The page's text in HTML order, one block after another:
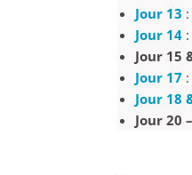
Jour 13 :
Jour 14 :
Jour 15
Jour 17 :
Jour 18
Jour 20